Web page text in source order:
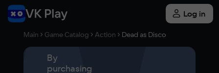
Log in
Main Game Catalog Action Dead as Disco
By
purchasing